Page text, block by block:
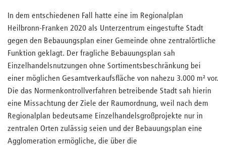
In dem entschiedenen Fall hatte eine im Regionalplan
Heilbronn-Franken 2020 als Unterzentrum eingestufte Stadt
gegen den Bebauungsplan einer Gemeinde ohne zentralörtliche
Funktion geklagt. Der fragliche Bebauungsplan sah
Einzelhandelsnutzungen ohne Sortimentsbeschränkung bei
einer möglichen Gesamtverkaufsfläche von nahezu 3.000 m² vor.
Die das Normenkontrollverfahren betreibende Stadt sah hierin
eine Missachtung der Ziele der Raumordnung, weil nach dem
Regionalplan bedeutsame Einzelhandelsgroßprojekte nur in
zentralen Orten zulässig seien und der Bebauungsplan eine
Agglomeration ermögliche, die über die